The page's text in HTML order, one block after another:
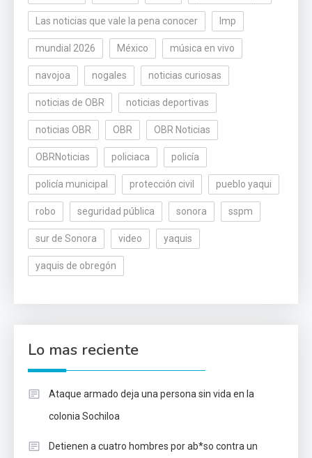
Las noticias que vale la pena conocer lmp
mundial 2026 México música en vivo
navojoa nogales noticias curiosas
noticias de OBR noticias deportivas
noticias OBR OBR OBR Noticias
OBRNoticias policiaca policía
policía municipal protección civil pueblo yaqui
robo seguridad pública sonora sspm
sur de Sonora video yaquis
yaquis de obregón
Lo mas reciente
Ataque armado deja una persona sin vida en la
colonia Sochiloa
Detienen a cuatro hombres por ab*so contra un